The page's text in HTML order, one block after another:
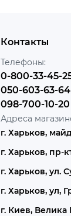
Контакты
Телефоны:
0-800-33-45-
050-603-63-64
098-700-10-20
Адреса
г. Харьков,
г. Харьков, пр-
г. Харьков, ул.
г. Харьков, ул,
г. Киев, Велика